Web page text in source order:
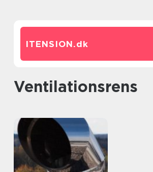
ITENSION.dk
ventilationsrens